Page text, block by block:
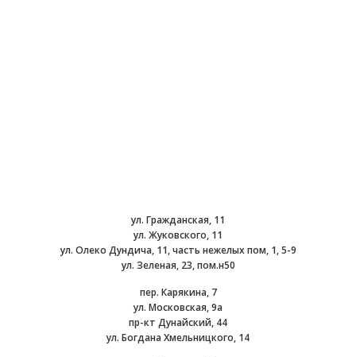
ул. Гражданская, 11
ул. Жуковского, 11
ул. Олеко Дундича, 11, часть нежелых пом, 1, 5-9
ул. Зеленая, 23, пом.н50
пер. Карякина, 7
ул. Московская, 9а
пр-кт Дунайский, 44
ул. Богдана Хмельницкого, 14